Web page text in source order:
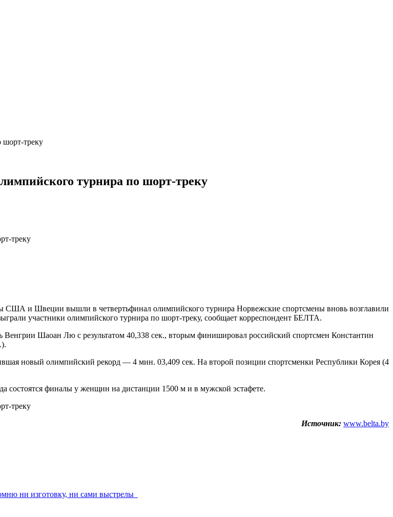
шорт-треку
турнира по шорт-треку
и Швеции вышли в четвертьфинал олимпийского турнира Норвежские спортсмены вновь возглавили
участники олимпийского турнира по шорт-треку, сообщает корреспондент БЕЛТА.
Венгрии Шаоан Лю с результатом 40,338 сек., вторым финишировал российский спортсмен Константин
новый олимпийский рекорд — 4 мин. 03,409 сек. На второй позиции спортсменки Республики Корея (4
состоятся финалы у женщин на дистанции 1500 м и в мужской эстафете.
Источник: www.belta.by
ни изготовку, ни сами выстрелы